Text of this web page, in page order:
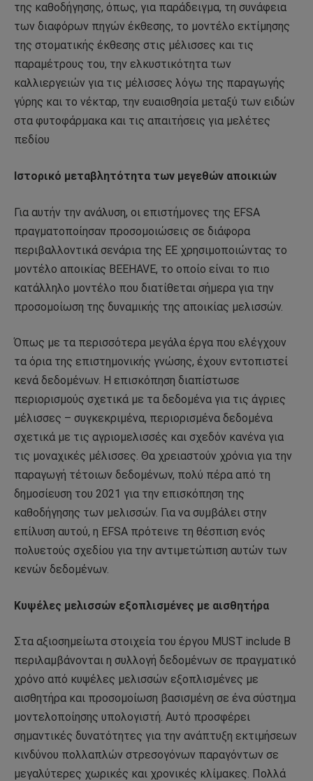
της καθοδήγησης, όπως, για παράδειγμα, τη συνάφεια
των διαφόρων πηγών έκθεσης, το μοντέλο εκτίμησης
της στοματικής έκθεσης στις μέλισσες και τις
παραμέτρους του, την ελκυστικότητα των
καλλιεργειών για τις μέλισσες λόγω της παραγωγής
γύρης και το νέκταρ, την ευαισθησία μεταξύ των ειδών
στα φυτοφάρμακα και τις απαιτήσεις για μελέτες
πεδίου
Ιστορικό μεταβλητότητα των μεγεθών αποικιών
Για αυτήν την ανάλυση, οι επιστήμονες της EFSA
πραγματοποίησαν προσομοιώσεις σε διάφορα
περιβαλλοντικά σενάρια της ΕΕ χρησιμοποιώντας το
μοντέλο αποικίας BEEHAVE, το οποίο είναι το πιο
κατάλληλο μοντέλο που διατίθεται σήμερα για την
προσομοίωση της δυναμικής της αποικίας μελισσών.
Όπως με τα περισσότερα μεγάλα έργα που ελέγχουν
τα όρια της επιστημονικής γνώσης, έχουν εντοπιστεί
κενά δεδομένων. Η επισκόπηση διαπίστωσε
περιορισμούς σχετικά με τα δεδομένα για τις άγριες
μέλισσες – συγκεκριμένα, περιορισμένα δεδομένα
σχετικά με τις αγριομελισσές και σχεδόν κανένα για
τις μοναχικές μέλισσες. Θα χρειαστούν χρόνια για την
παραγωγή τέτοιων δεδομένων, πολύ πέρα ​​από τη
δημοσίευση του 2021 για την επισκόπηση της
καθοδήγησης των μελισσών. Για να συμβάλει στην
επίλυση αυτού, η EFSA πρότεινε τη θέσπιση ενός
πολυετούς σχεδίου για την αντιμετώπιση αυτών των
κενών δεδομένων.
Κυψέλες μελισσών εξοπλισμένες με αισθητήρα
Στα αξιοσημείωτα στοιχεία του έργου MUST include B
περιλαμβάνονται η συλλογή δεδομένων σε πραγματικό
χρόνο από κυψέλες μελισσών εξοπλισμένες με
αισθητήρα και προσομοίωση βασισμένη σε ένα σύστημα
μοντελοποίησης υπολογιστή. Αυτό προσφέρει
σημαντικές δυνατότητες για την ανάπτυξη εκτιμήσεων
κινδύνου πολλαπλών στρεσογόνων παραγόντων σε
μεγαλύτερες χωρικές και χρονικές κλίμακες. Πολλά